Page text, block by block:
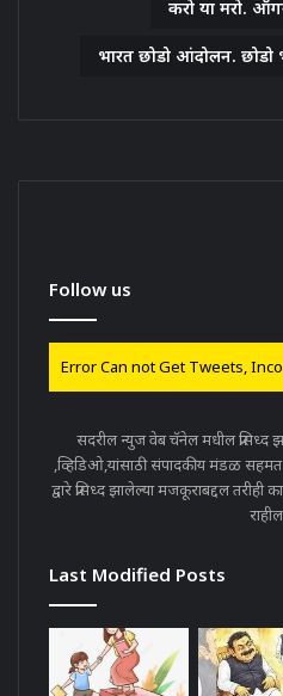
करो या मरो.
भारत छोडो आंदोलन. छोडो
Follow us
Error Can not Get Tweets,
सदरील न्युज वेब चॅनेल मधील प्रसिध्द
,व्हिडिओ,यांसाठी संपादकीय मंडळ
द्वारे प्रसिध्द झालेल्या मजकूराबद्दल तरीही
Last Modified Posts